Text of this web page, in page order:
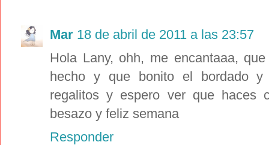
Mar 18 de abril de 2011 a las 23:57
Hola Lany, ohh, me encantaaa,
hecho y que bonito el bordado y
regalitos y espero ver que haces
besazo y feliz semana
Responder